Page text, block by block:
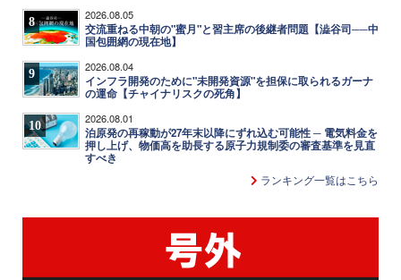
8 2026.08.05
交流重ねる中朝の"蜜月"と習主席の後継者問題【澁谷司──中
国包囲網の現在地】
9 2026.08.04
インフラ開発のために"未開発資源"を担保に取られるガーナ
の運命【チャイナリスクの死角】
10 2026.08.01
泊原発の再稼動が27年末以降にずれ込む可能性 ─ 電気料金を
押し上げ、物価高を助長する原子力規制委の審査基準を見直
すべき
ランキング一覧はこちら